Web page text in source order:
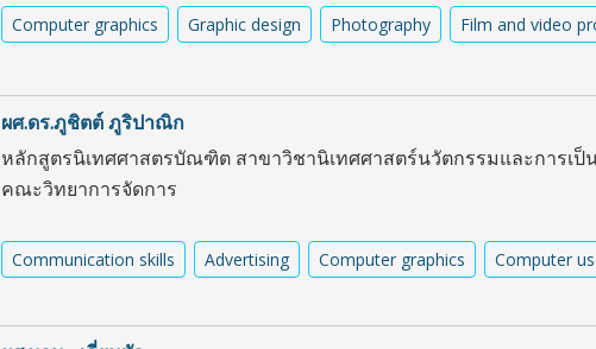
Computer graphics Graphic design Photography Film and video
ผศ.ดร.ภูชิตต์ ภูริปาณิก
หลักสูตรนิเทศศาสตรบัณฑิต สาขาวิชานิเทศศาสตร์นวัตกรรมและการเป็
คณะวิทยาการจัดการ
Communication skills Advertising Computer graphics Computer